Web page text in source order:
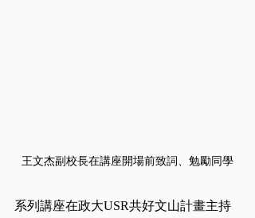
王文杰副校長在講座開場前致詞、勉勵同學
系列講座在政大USR共好文山計畫主持